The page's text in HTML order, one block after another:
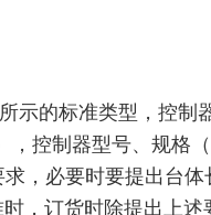
示的标准类型，控
控制器型号、规格
，必要时要提出台
，订货时除提出上